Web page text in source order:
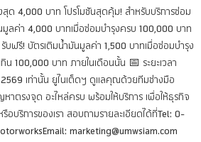
ด 4,000 บาท โปรโมชันสุดคุ้ม! สำหรับบริการซ่อม
ลค่า 4,000 บาทเมื่อซ่อมบำรุงครบ 100,000 บาท
บฟรี! บัตรเติมน้ำมันมูลค่า 1,500 บาทเมื่อซ่อมบำรุง
น 100,000 บาท ภายในเดือนนั้น 📅 ระยะเวลา
เท่านั้น ยูไนเต็ดฯ ดูแลคุณด้วยทีมช่างมือ
าตรงจุด อะไหล่ครบ พร้อมให้บริการ เพื่อให้ธุรกิจ
บริการของเรา สอบถามรายละเอียดได้ที่Tel: 0-
marketing@umwsiam.com